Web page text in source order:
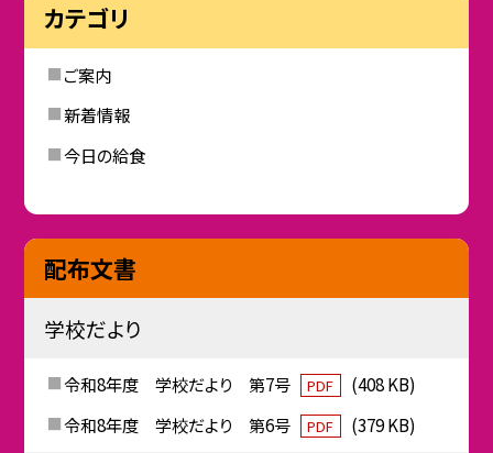
カテゴリ
ご案内
新着情報
今日の給食
配布文書
学校だより
令和8年度 学校だより 第7号 PDF
(408 KB)
令和8年度 学校だより 第6号
PDF (379 KB)